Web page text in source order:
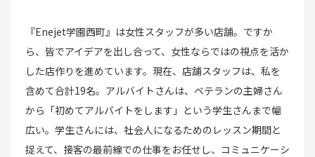
『Enejet学園西町』は女性スタッフが多い店舗。ですか
ら、皆でアイデアを出し合って、女性ならではの視点を活か
した店作りを進めています。現在、店舗スタッフは、私を
含めて合計19名。アルバイトさんは、ベテランの主婦さん
から「初めてアルバイトをします」という学生さんまで幅
広い。学生さんには、社会人になるためのレッスン期間と
捉えて、接客の最前線での仕事をお任せし、コミュニケーシ